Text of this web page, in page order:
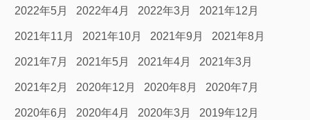
2022年5月 2022年4月 2022年3月 2021年12月
2021年11月 2021年10月 2021年9月 2021年8月
2021年7月 2021年5月 2021年4月 2021年3月
2021年2月 2020年12月 2020年8月 2020年7月
2020年6月 2020年4月 2020年3月 2019年12月